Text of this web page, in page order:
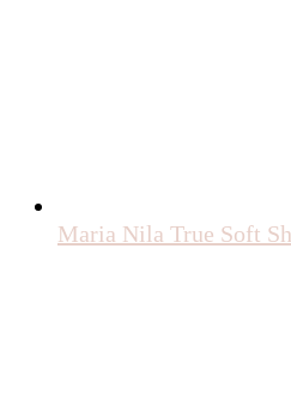
Maria Nila True Soft